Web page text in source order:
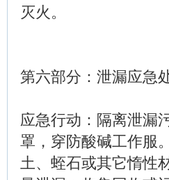
灭火。
第六部分：泄漏应急
应急行动：隔离泄漏
罩，穿防酸碱工作服
土、蛭石或其它惰性